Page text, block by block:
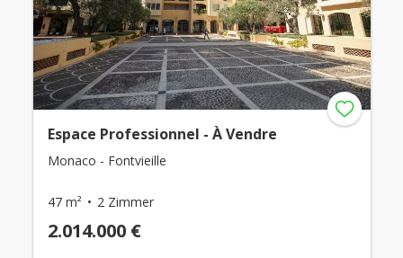
Espace Professionnel - À Vendre
Monaco - Fontvieille
47 m² 2 Zimmer
2.014.000 €